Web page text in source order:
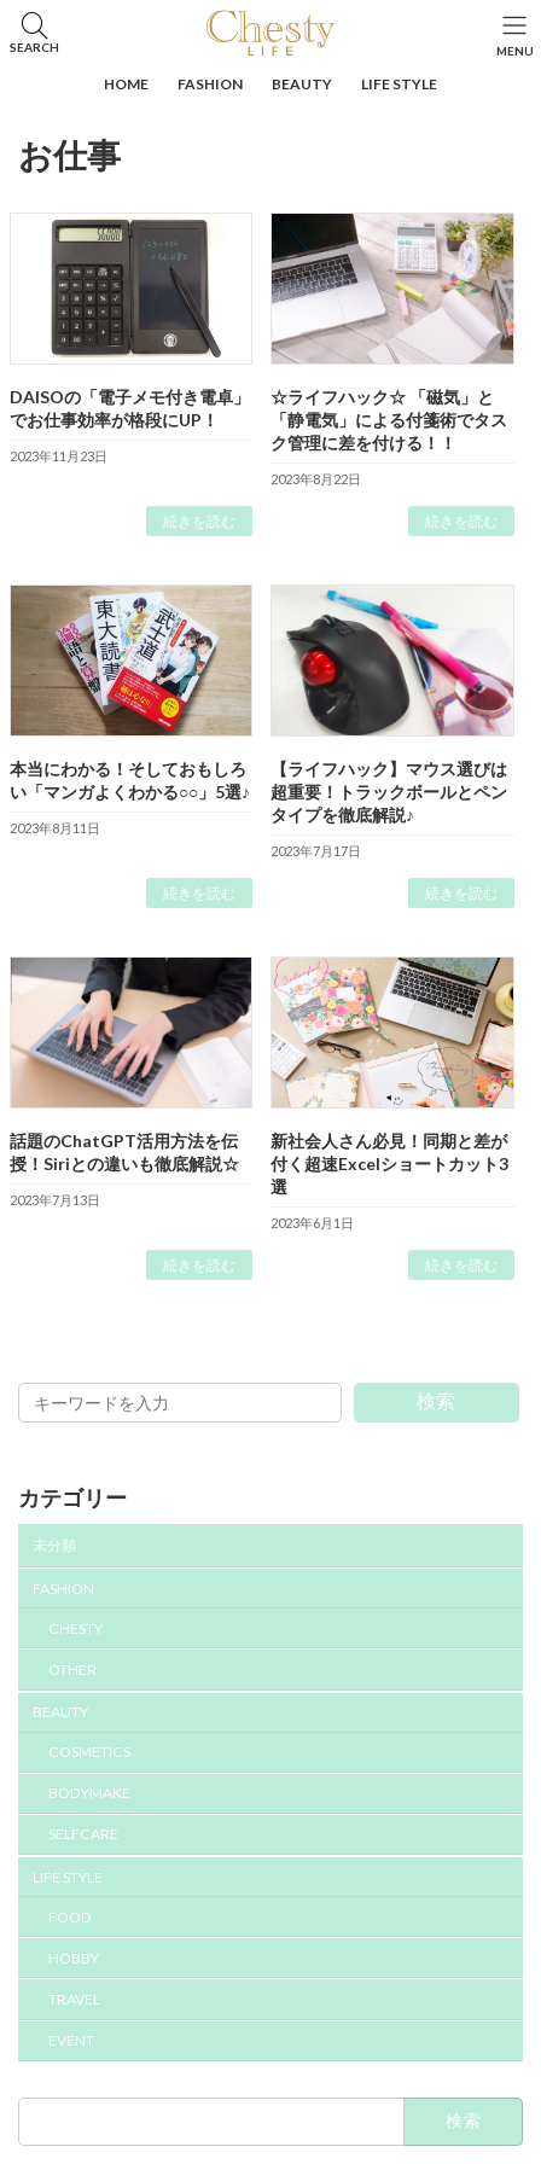
テ
プ
ゲ
動
SEARCH
HOME FASHION BEAUTY LIFE STYLE
HOME
お仕事
DAISOの「電子メモ付き電卓」
でお仕事効率が格段にUP！
2023年11月23日
続きを読む
☆ライフハック☆ 「磁気」と
「静電気」による付箋術でタス
ク管理に差を付ける！！
2023年8月22日
続きを読む
本当にわかる！そしておもしろ
い「マンガよくわかる○○」5選♪
2023年8月11日
続きを読む
【ライフハック】マウス選びは
超重要！トラックボールとペン
タイプを徹底解説♪
2023年7月17日
続きを読む
話題のChatGPT活用方法を伝
授！Siriとの違いも徹底解説☆
2023年7月13日
続きを読む
新社会人さん必見！同期と差が
付く超速Excelショートカット3
選
2023年6月1日
続きを読む
検索
カテゴリー
未分類
FASHION
CHESTY
OTHER
BEAUTY
COSMETICS
BODYMAKE
SELFCARE
LIFE STYLE
FOOD
HOBBY
TRAVEL
EVENT
検
MENU